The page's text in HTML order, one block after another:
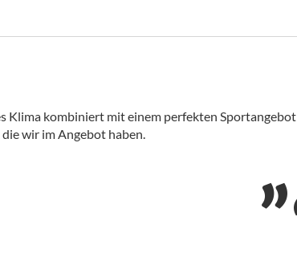
Klima kombiniert mit einem perfekten Sportangebot
wir im Angebot haben.